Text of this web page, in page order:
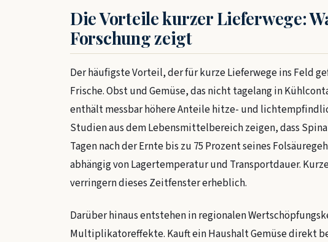
Die Vorteile kurzer Lieferwege:
Forschung zeigt
Der häufigste Vorteil, der für kurze Lieferwege ins Feld
Frische. Obst und Gemüse, das nicht tagelang in
enthält messbar höhere Anteile hitze- und
Studien aus dem Lebensmittelbereich zeigen, dass
Tagen nach der Ernte bis zu 75 Prozent seines
abhängig von Lagertemperatur und Transportdauer.
verringern dieses Zeitfenster erheblich.
Darüber hinaus entstehen in regionalen
Multiplikatoreffekte. Kauft ein Haushalt Gemüse direkt